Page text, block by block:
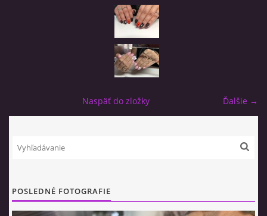
0907339566
friska1@azet.sk
© 2025 eStránky.sk
Ďalšie →
Naspäť do zložky
POSLEDNÉ FOTOGRAFIE